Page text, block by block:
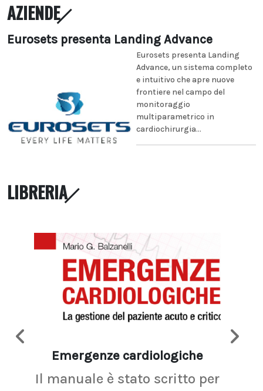
AZIENDE
Eurosets presenta Landing Advance
Eurosets presenta Landing
Advance, un sistema completo
e intuitivo che apre nuove
frontiere nel campo del
monitoraggio
multiparametrico in
cardiochirurgia...
LIBRERIA
Emergenze cardiologiche
Il manuale è stato scritto per